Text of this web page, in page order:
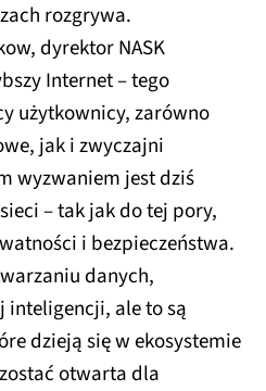
rozgrywa.
dyrektor NASK
Internet – tego
użytkownicy, zarówno
jak i zwyczajni
wyzwaniem jest dziś
– tak jak do tej pory,
i bezpieczeństwa.
danych,
inteligencji, ale to są
dzieją się w ekosystemie
otwarta dla